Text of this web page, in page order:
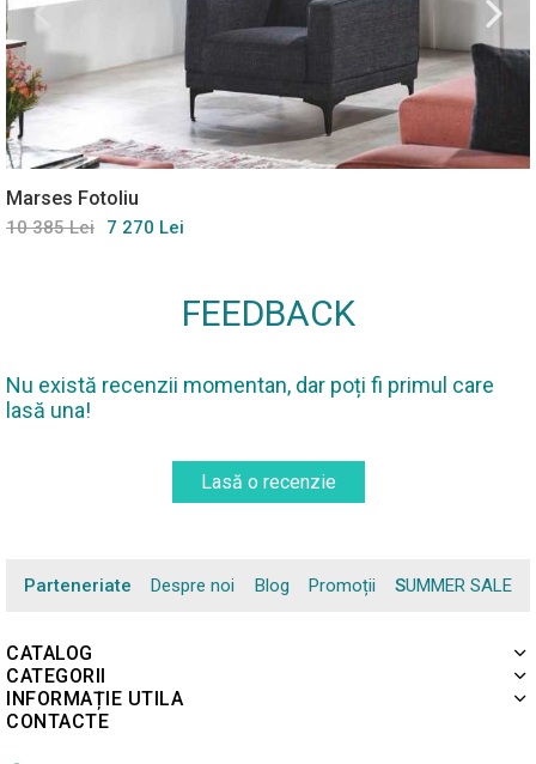
Marses Fotoliu
10 385 Lei 7 270 Lei
FEEDBACK
Nu există recenzii momentan, dar poți fi primul care
lasă una!
Lasă o recenzie
Parteneriate Despre noi Blog Promoții SUMMER SALE
CATALOG
CATEGORII
INFORMAȚIE UTILA
CONTACTE